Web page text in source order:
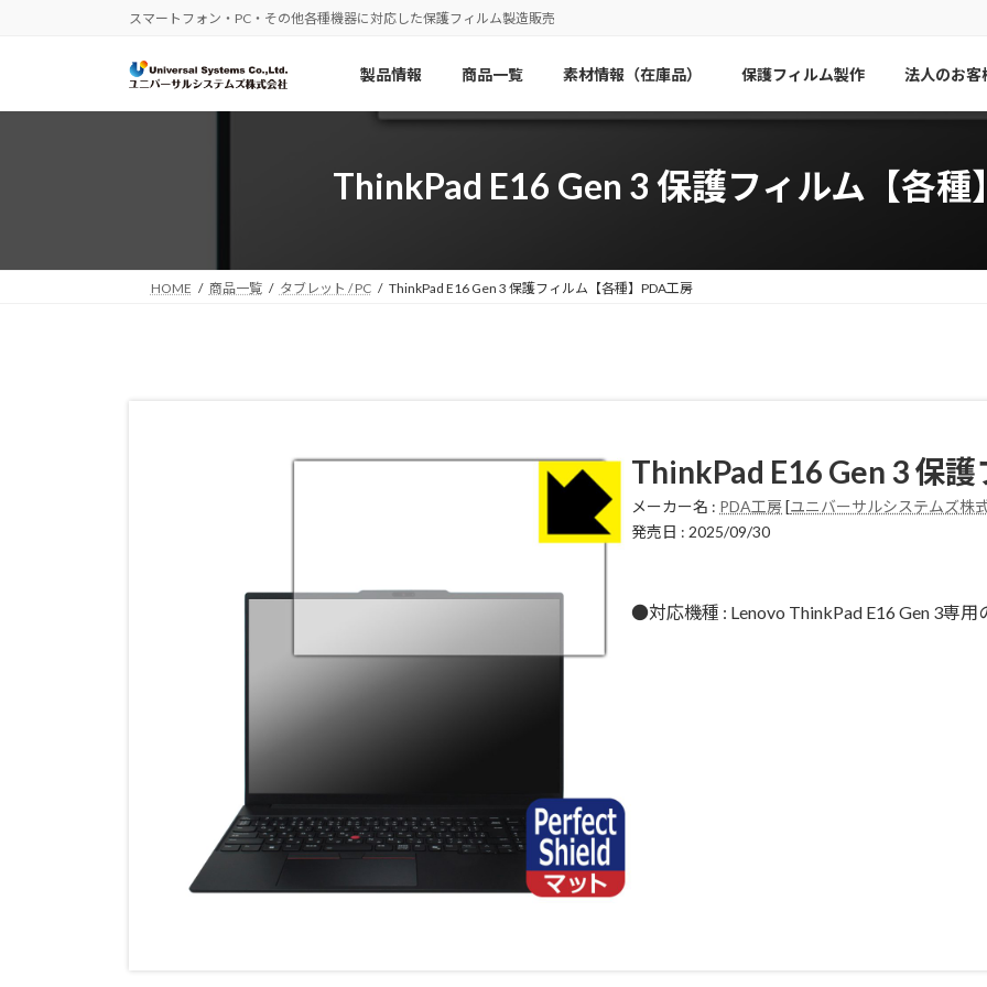
ツ
シ
スマートフォン・PC・その他各種機器に対応した保護フィルム製造販売
製品情報 商品一覧 素材情報（在庫品） 保護フィルム製作 法人のお客
ThinkPad E16 Gen 3 保護フィルム【各種
HOME 商品一覧 タブレット / PC ThinkPad E16 Gen 3 保護フィルム【各種】PDA工房
ThinkPad E16 Gen 3保護
メーカー名 : PDA工房[ユニバーサルシステムズ株
発売日 : 2025/09/30
●対応機種 : Lenovo ThinkPad E16 Gen 3専用